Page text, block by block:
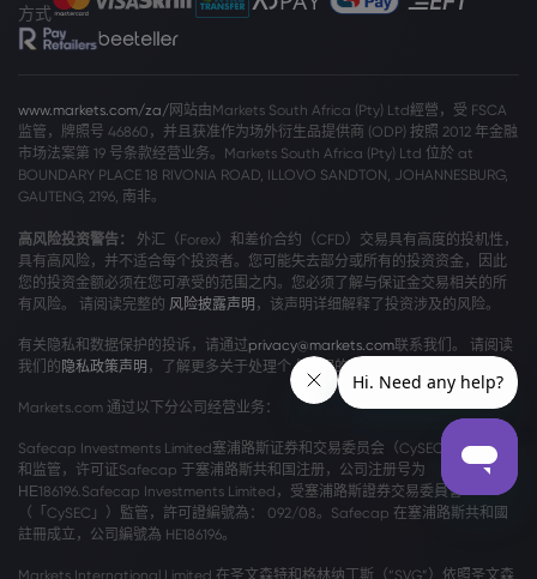
方式
www.markets.com/za/网站由Markets South Africa (Pty) Ltd經營，受 FSCA
监管，牌照号 46860，并且获准作为场外衍生品提供商 (ODP) 按照 2012 年金融
市场法案第 19 号条款经营业务。Markets South Africa (Pty) Ltd 位於 at
BOUNDARY PLACE 18 RIVONIA ROAD, ILLOVO SANDTON, JOHANNESBURG,
GAUTENG, 2196, 南非。
高风险投资警告：
外汇（Forex）和差价合约（CFD）交易具有高度的投机性，
具有高风险，并不适合每个投资者。您可能失去部分或所有的投资资金，因此
您的投资金额必须在您可承受的范围之内。您必须了解与保证金交易相关的所
有风险。 请阅读完整的 风险披露声明 ，该声明详细解释了投资涉及的风险。
有关隐私和数据保护的投诉，请通过privacy@markets.com联系我们。 请阅读
我们的 隐私政策声明 ，了解更多关于处理个人数据的信息。
Markets.com 通过以下分公司经营业务：
Safecap Investments Limited塞浦路斯证券和交易委员会（CySEC）颁发牌照
和监管，许可证Safecap 于塞浦路斯共和国注册，公司注册号为
ΗΕ186196.Safecap Investments Limited，受塞浦路斯證券交易委員會
（「CySEC」）監管，許可證編號為： 092/08。Safecap 在塞浦路斯共和國
註冊成立，公司編號為 HE186196。
Markets International Limited 在圣文森特和格林纳丁斯（“SVG”）依照圣文森